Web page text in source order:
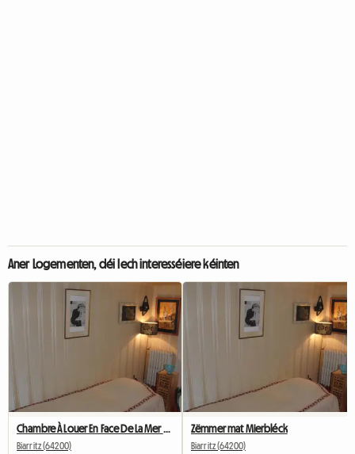
Aner Logementen, déi Iech interesséiere kéinten
Biarritz (64200)
Zëmmer mat Mierbléck
Biarritz (64200)